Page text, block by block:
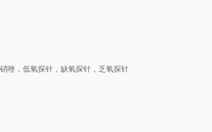
唑，低氧探针，缺氧探针，乏氧探针